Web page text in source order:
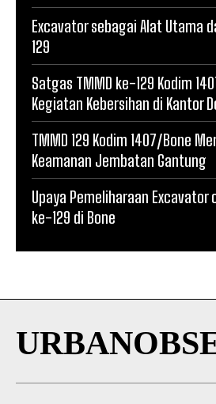
Excavator sebagai Alat Utama
129
Satgas TMMD ke-129 Kodim
Kegiatan Kebersihan di Kantor
TMMD 129 Kodim 1407/Bone
Keamanan Jembatan Gantung
Upaya Pemeliharaan Excavator
ke-129 di Bone